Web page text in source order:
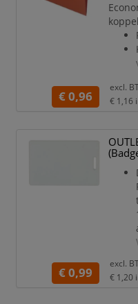
€ 0,96
excl.
€ 1,16
€ 0,99
excl.
€ 1,20